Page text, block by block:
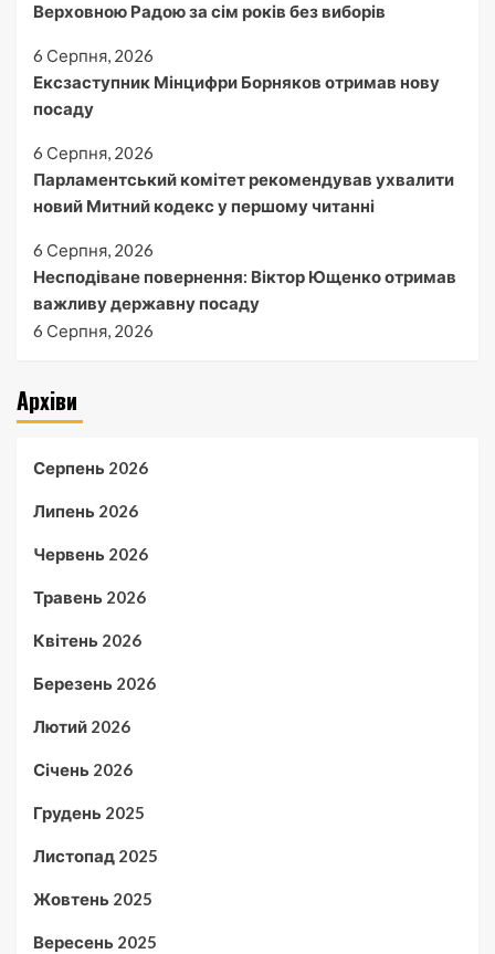
Верховною Радою за сім років без виборів
6 Серпня, 2026
Ексзаступник Мінцифри Борняков отримав нову
посаду
6 Серпня, 2026
Парламентський комітет рекомендував ухвалити
новий Митний кодекс у першому читанні
6 Серпня, 2026
Несподіване повернення: Віктор Ющенко отримав
важливу державну посаду
6 Серпня, 2026
Архіви
Серпень 2026
Липень 2026
Червень 2026
Травень 2026
Квітень 2026
Березень 2026
Лютий 2026
Січень 2026
Грудень 2025
Листопад 2025
Жовтень 2025
Вересень 2025